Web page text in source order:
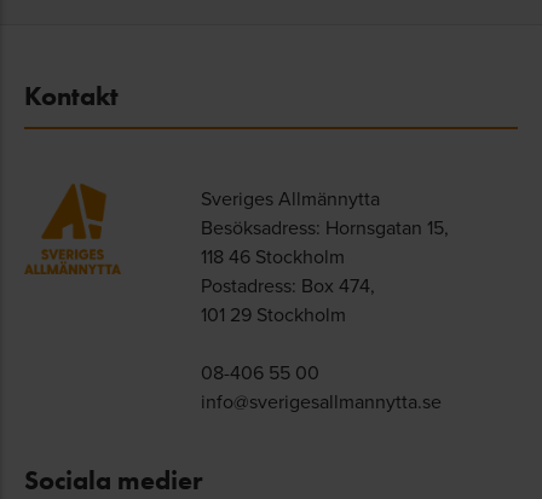
Kontakt
Sveriges Allmännytta
Besöksadress: Hornsgatan 15,
118 46 Stockholm
Postadress: Box 474,
101 29 Stockholm
08-406 55 00
info@sverigesallmannytta.se
Sociala medier